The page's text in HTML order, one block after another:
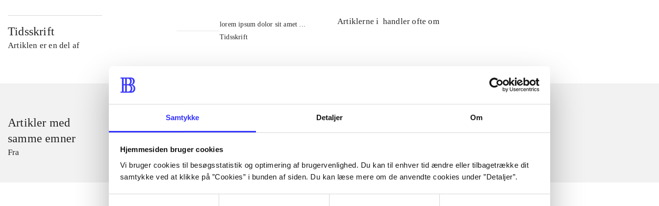
Samtykke Detaljer Om
Hjemmesiden bruger cookies
Vi bruger cookies til besøgsstatistik og optimering af brugervenlighed. Du kan til enhver tid ændre eller tilbagetrække dit
samtykke ved at klikke på ”Cookies” i bunden af siden. Du kan læse mere om de anvendte cookies under ”Detaljer”.
Tidsskrift
Artiklen er en del af
lorem ipsum dolor sit amet ...
Tidsskrift
Artiklerne i handler ofte om
Artikler med
samme emner
Fra